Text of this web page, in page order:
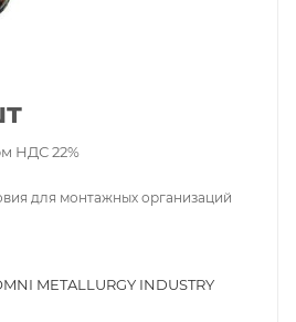
НДС 22%
для монтажных организаций
METALLURGY INDUSTRY